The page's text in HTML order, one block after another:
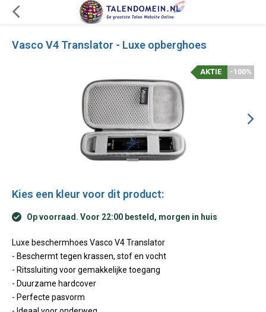
Vasco V4 Translator - Luxe opberghoes
-100%
AKTIE
Kies een kleur voor dit product:
Op voorraad. Voor 22:00 besteld, morgen in huis
Luxe beschermhoes Vasco V4 Translator
- Beschermt tegen krassen, stof en vocht
- Ritssluiting voor gemakkelijke toegang
- Duurzame hardcover
- Perfecte pasvorm